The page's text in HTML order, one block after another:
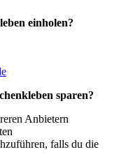
einholen?
sparen?
Anbietern
falls du die